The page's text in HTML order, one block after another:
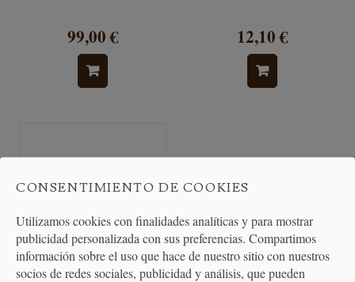
99,00 € 12,10 €
CONSENTIMIENTO DE COOKIES
Utilizamos cookies con finalidades analíticas y para mostrar
publicidad personalizada con sus preferencias. Compartimos
información sobre el uso que hace de nuestro sitio con nuestros
socios de redes sociales, publicidad y análisis, que pueden